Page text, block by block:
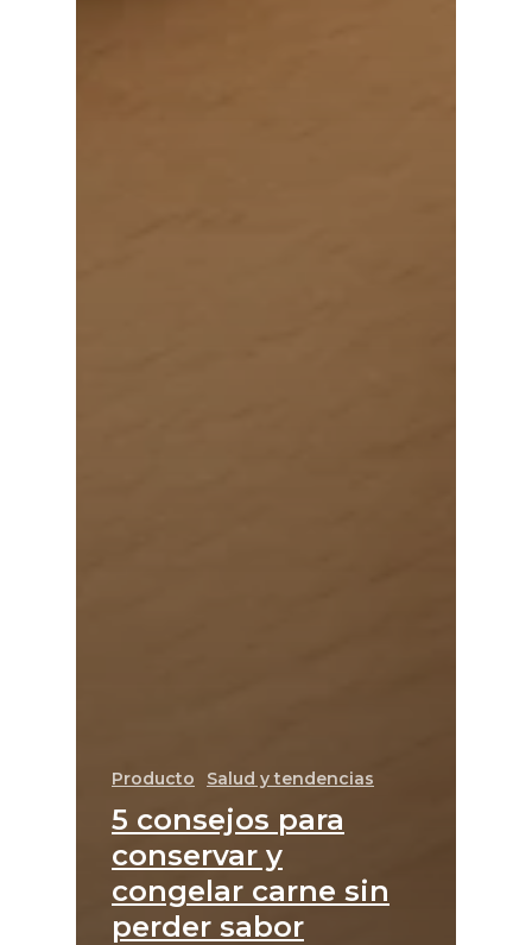
Producto Salud y tendencias
5 consejos para
conservar y
congelar carne sin
perder sabor